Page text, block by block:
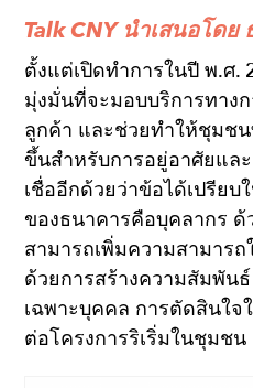
Talk CNY นำเสนอโดย
ตั้งแต่เปิดทำการในปี พ.ศ.
มุ่งมั่นที่จะมอบบริการทาง
ลูกค้า และช่วยทำให้ชุมช
ขึ้นสำหรับการอยู่อาศัยแล
เชื่ออีกด้วยว่าข้อได้เปรีย
ของธนาคารคือบุคลากร
สามารถเพิ่มความสามาร
ด้วยการสร้างความสัมพัน
เฉพาะบุคคล การตัดสินใ
ต่อโครงการริเริ่มในชุมชน